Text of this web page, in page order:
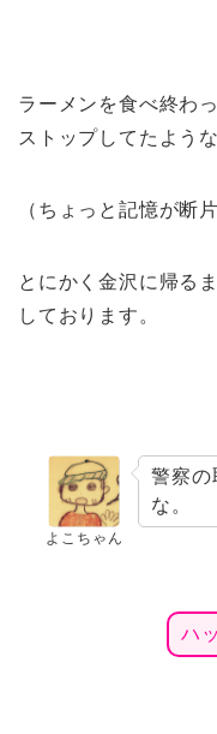
ラーメンを食べ終わ
ストップしてたような
（ちょっと記憶が断
とにかく金沢に帰る
しております。
よこちゃん
警察の
な。
ハ